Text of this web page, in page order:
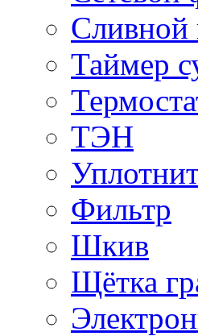
Сливной
Таймер
ТЭН
Фильтр
Шкив
Щётка